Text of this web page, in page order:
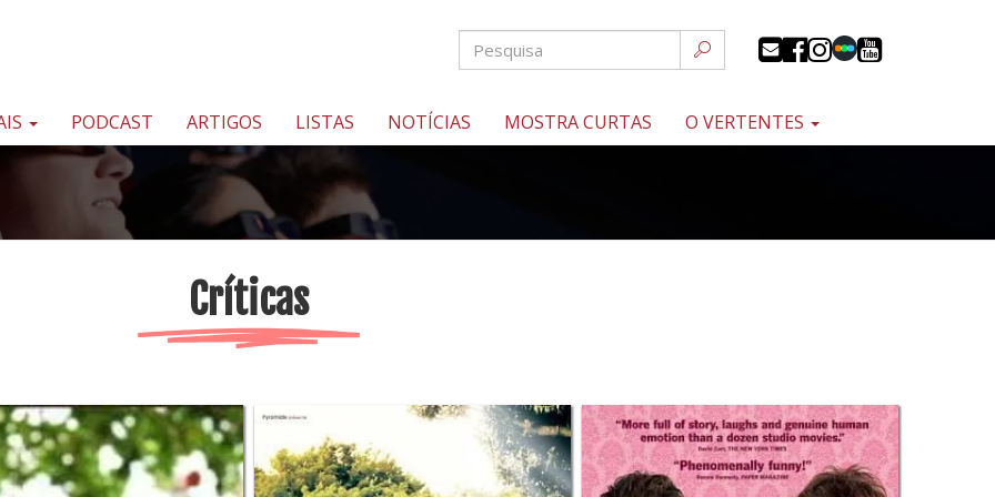
PODCAST ARTIGOS LISTAS NOTÍCIAS MOSTRA CURTAS O VERTENTES
Críticas